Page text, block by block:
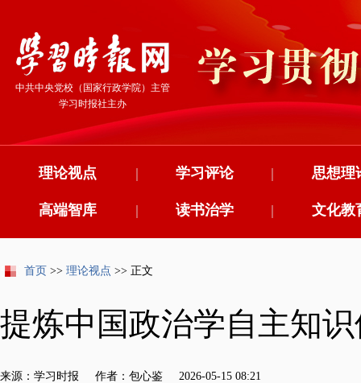
中共中央党校（国家行政学院）主管
学习时报社主办
理论视点 学习评论
| 思想理
|
高端智库 读书治学
| 文化教
|
首页 >> 理论视点 >> 正文
提炼中国政治学自主知
来源：学习时报 作者：包心鉴 2026-05-15 08:21